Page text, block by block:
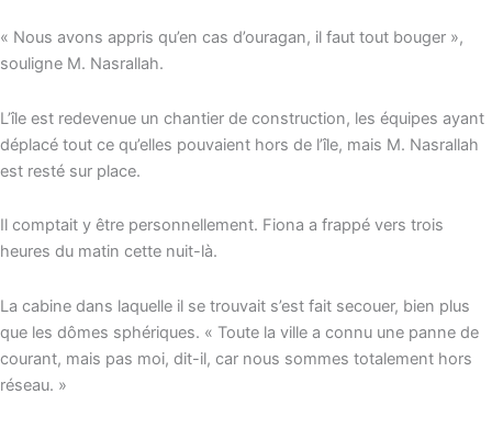
« Nous avons appris qu’en cas d’ouragan, il faut tout bouger »,
souligne M. Nasrallah.
L’île est redevenue un chantier de construction, les équipes ayant
déplacé tout ce qu’elles pouvaient hors de l’île, mais M. Nasrallah
est resté sur place.
Il comptait y être personnellement. Fiona a frappé vers trois
heures du matin cette nuit-là.
La cabine dans laquelle il se trouvait s’est fait secouer, bien plus
que les dômes sphériques. « Toute la ville a connu une panne de
courant, mais pas moi, dit-il, car nous sommes totalement hors
réseau. »